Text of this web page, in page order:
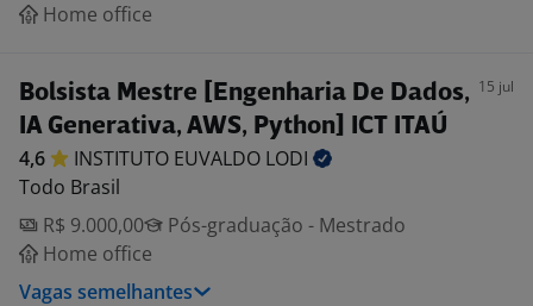
Home office
Bolsista Mestre [Engenharia De Dados,
IA Generativa, AWS, Python] ICT ITAÚ
15 jul
4,6 INSTITUTO EUVALDO LODI
Todo Brasil
R$ 9.000,00
Pós-graduação - Mestrado
Home office
Vagas semelhantes